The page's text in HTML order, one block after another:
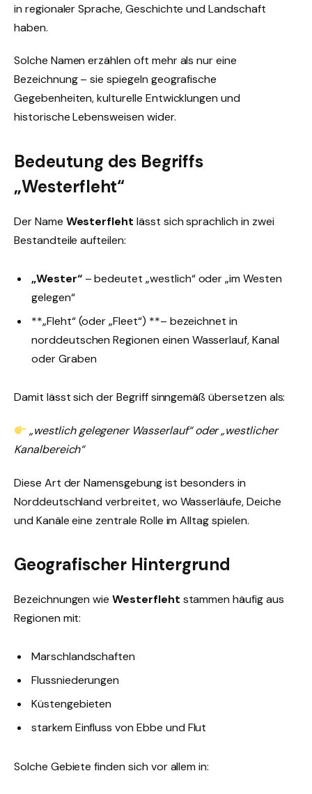
in regionaler Sprache, Geschichte und Landschaft
haben.
Solche Namen erzählen oft mehr als nur eine
Bezeichnung – sie spiegeln geografische
Gegebenheiten, kulturelle Entwicklungen und
historische Lebensweisen wider.
Bedeutung des Begriffs
„Westerfleht“
Der Name Westerfleht lässt sich sprachlich in zwei
Bestandteile aufteilen:
„Wester“– bedeutet „westlich“ oder „im Westen
gelegen“
**„Fleht“ (oder „Fleet“) **– bezeichnet in
norddeutschen Regionen einen Wasserlauf, Kanal
oder Graben
Damit lässt sich der Begriff sinngemäß übersetzen als:
„westlich gelegener Wasserlauf“ oder „westlicher
Kanalbereich“
Diese Art der Namensgebung ist besonders in
Norddeutschland verbreitet, wo Wasserläufe, Deiche
und Kanäle eine zentrale Rolle im Alltag spielen.
Geografischer Hintergrund
Bezeichnungen wieWesterfleht stammen häufig aus
Regionen mit:
Marschlandschaften
Flussniederungen
Küstengebieten
starkem Einfluss von Ebbe und Flut
Solche Gebiete finden sich vor allem in: